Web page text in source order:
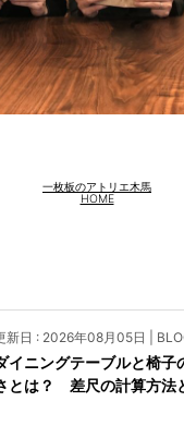
一枚板のアトリエ木馬
HOME
新日 : 2026年08月05日 |
イニングテーブルと椅子
とは？ 差尺の計算方法